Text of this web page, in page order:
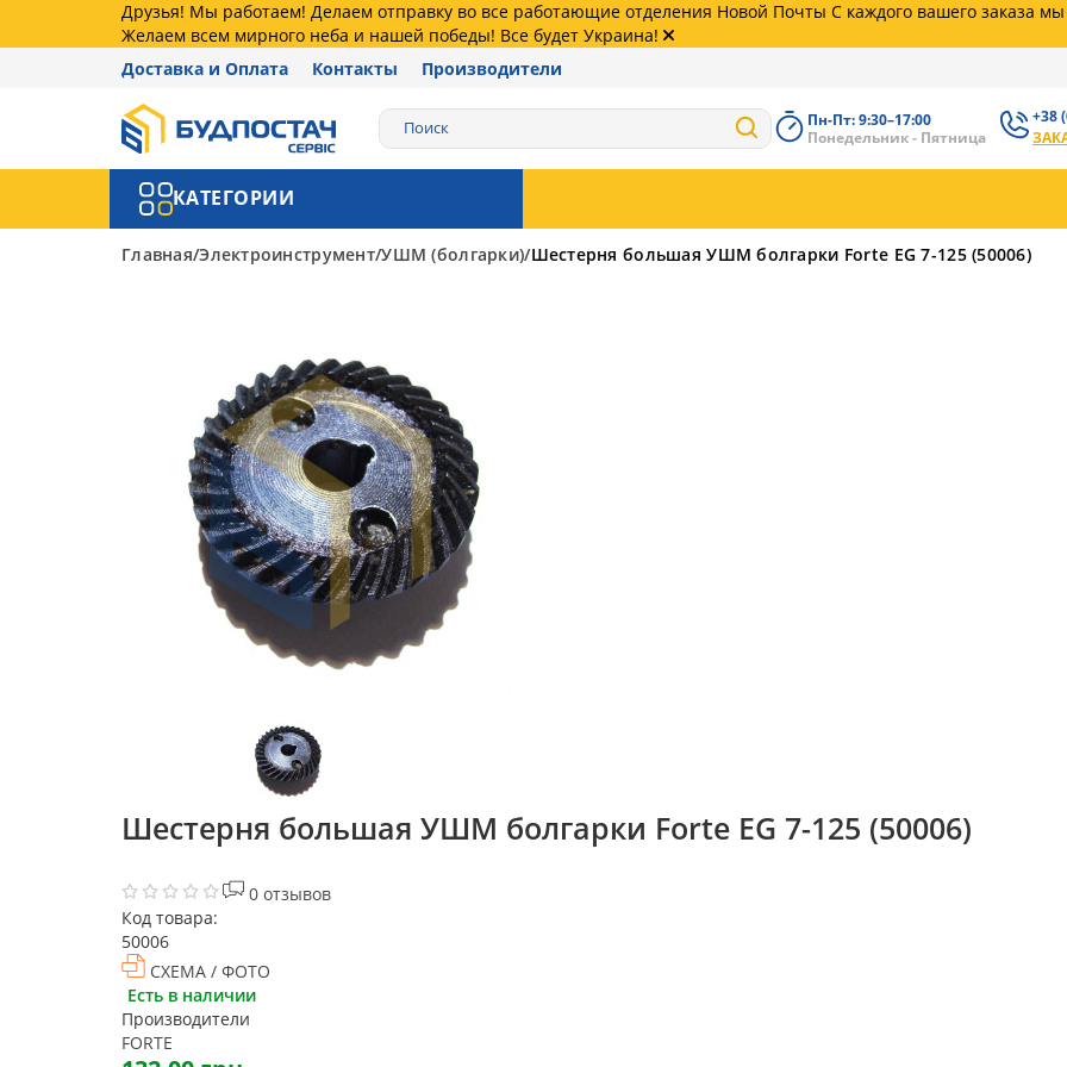
Друзья! Мы работаем! Делаем отправку во все работающие отделения Новой Почты С каждого вашего заказа
Желаем всем мирного неба и нашей победы! Все будет Украина!
Доставка и Оплата
Контакты Производители
Пн-Пт: 9:30–17:00
Понедельник - Пятница
+38
+38
62
+38
КАТЕГОРИИ
Главная Электроинструмент УШМ (болгарки) Шестерня большая УШМ болгарки Forte EG 7-125 (50006)
Шестерня большая УШМ болгарки Forte EG 7-125 (50006)
0 отзывов
Код товара:
50006
СХЕМА / ФОТО
Есть в наличии
Производители
FORTE